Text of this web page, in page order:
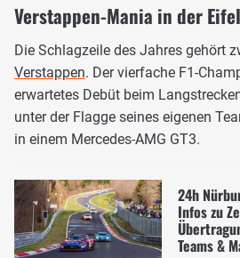
Verstappen-Mania in der Eifel
Die Schlagzeile des Jahres gehört
Verstappen. Der vierfache F1-
erwartetes Debüt beim
unter der Flagge seines eigenen
in einem Mercedes-AMG GT3.
24h
Infos zu
Teams &